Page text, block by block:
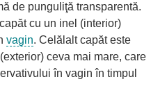
de punguliţă transparentă.
cu un inel (interior)
vagin. Celălalt capăt este
ceva mai mare, care
în vagin în timpul